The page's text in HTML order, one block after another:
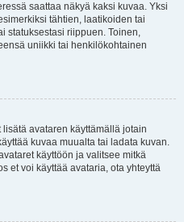
saattaa näkyä kaksi kuvaa. Yksi
tähtien, laatikoiden tai
statuksestasi riippuen. Toinen,
uniikki tai henkilökohtainen
lisätä avataren käyttämällä jotain
kuvaa muualta tai ladata kuvan.
käyttöön ja valitsee mitkä
et voi käyttää avataria, ota yhteyttä